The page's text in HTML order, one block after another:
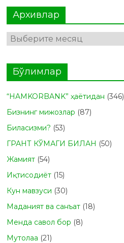
Архивлар
Архивлар
Бўлимлар
“HAMKORBANK” ҳаётидан (346)
Бизнинг мижозлар (87)
Биласизми? (53)
ГРАНТ КЎМАГИ БИЛАН (50)
Жамият (54)
Иқтисодиёт (15)
Кун мавзуси (30)
Маданият ва санъат (18)
Менда савол бор (8)
Мутолаа (21)